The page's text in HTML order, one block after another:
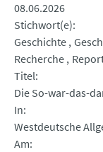
08.06.2026
Stichwort(e)
Geschichte
Recherche
Titel
Die So-war-das-
In
Westdeutsche
Am